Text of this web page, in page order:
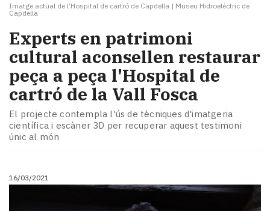
Imatge actual de l’Hospital de cartró de Capdella | Museu Hidroelèctric de
Capdella
Experts en patrimoni
cultural aconsellen restaurar
peça a peça l'Hospital de
cartró de la Vall Fosca
El projecte contempla l'ús de tècniques d'imatgeria
científica i escàner 3D per recuperar aquest testimoni
únic al món
16/03/2021